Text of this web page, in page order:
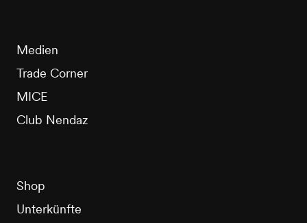
Medien
Trade Corner
MICE
Club Nendaz
Shop
Unterkünfte